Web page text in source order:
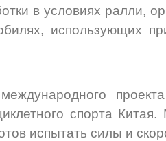
в условиях ралли,
использующих
спорта
испытать силы и